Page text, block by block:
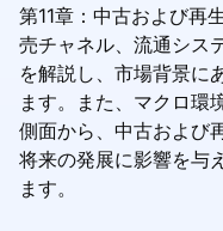
第11章：中古および再
売チャネル、流通シス
を解説し、市場背景に
ます。また、マクロ環
側面から、中古および
将来の発展に影響を与
ます。